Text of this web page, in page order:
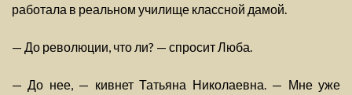
работала в реальном училище классной дамой.
— До революции, что ли? — спросит Люба.
— До нее, — кивнет Татьяна Николаевна. — Мне уже